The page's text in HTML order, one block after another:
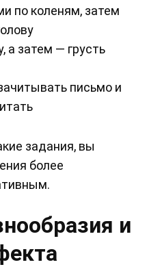
по коленям, затем
а затем — грусть
письмо и
задания, вы
более
и